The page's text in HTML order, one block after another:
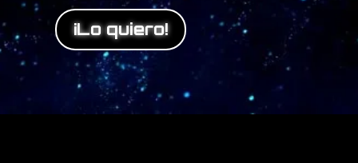
Horoscopo
Mensual
cantidad
¡Lo quiero!